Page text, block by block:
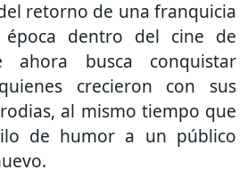
retorno de una franquicia
dentro del cine de
ahora busca conquistar
crecieron con sus
al mismo tiempo que
de humor a un público